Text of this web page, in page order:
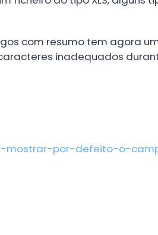
com resumo tem agora
inadequados
mostrar-por-defeito-o-